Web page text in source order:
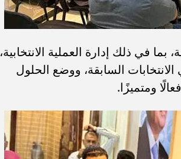
في ذلك إدارة العملية الانتخابية،
السابقة، ووضع الحلول
ومتميزًا.